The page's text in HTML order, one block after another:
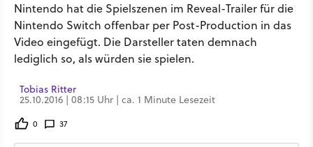
Nintendo hat die Spielszenen im Reveal-Trailer für die
Nintendo Switch offenbar per Post-Production in das
Video eingefügt. Die Darsteller taten demnach
lediglich so, als würden sie spielen.
Tobias Ritter
25.10.2016 | 08:15 Uhr | ca. 1 Minute Lesezeit
0 37